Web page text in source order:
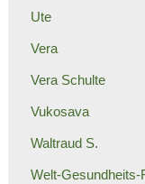
Ute
Vera
Vera Schulte
Vukosava
Waltraud S.
Welt-Gesundheits-